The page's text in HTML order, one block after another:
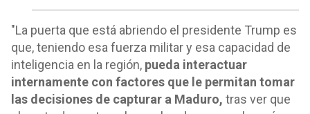
"La puerta que está abriendo el presidente Trump es
que, teniendo esa fuerza militar y esa capacidad de
inteligencia en la región, pueda interactuar
internamente con factores que le permitan tomar
las decisiones de capturar a Maduro, tras ver que